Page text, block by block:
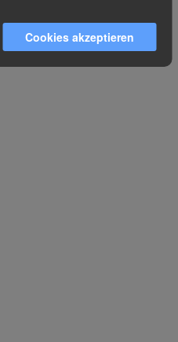
Cookies akzeptieren